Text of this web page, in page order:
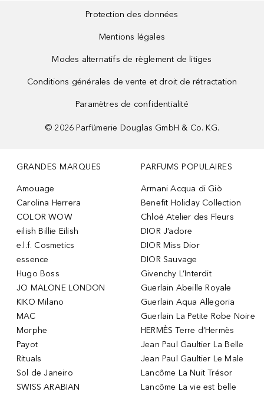
Protection des données
Mentions légales
Modes alternatifs de règlement de litiges
Conditions générales de vente et droit de rétractation
Paramètres de confidentialité
© 2026 Parfümerie Douglas GmbH & Co. KG.
GRANDES MARQUES
Amouage
Carolina Herrera
COLOR WOW
eilish Billie Eilish
e.l.f. Cosmetics
essence
Hugo Boss
JO MALONE LONDON
KIKO Milano
MAC
Morphe
Payot
Rituals
Sol de Janeiro
SWISS ARABIAN
PARFUMS POPULAIRES
Armani Acqua di Giò
Benefit Holiday Collection
Chloé Atelier des Fleurs
DIOR J’adore
DIOR Miss Dior
DIOR Sauvage
Givenchy L’Interdit
Guerlain Abeille Royale
Guerlain Aqua Allegoria
Guerlain La Petite Robe Noire
HERMÈS Terre d’Hermès
Jean Paul Gaultier La Belle
Jean Paul Gaultier Le Male
Lancôme La Nuit Trésor
Lancôme La vie est belle